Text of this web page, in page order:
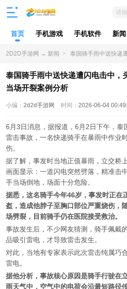
请
首页 手机游戏 手机软件 新闻
2D2D手游网 → 新闻 > 泰国骑手雨中送快递
身符当场开裂案例分析
泰国骑手雨中送快递遭闪电击中，
当场开裂案例分析
小编： 2d2d手游网 时间： 2026-06-04
6月3日消息，据报道，6月2日下午，泰
雷击事故，一名快递骑手在暴雨中作业
伤。
据了解，事发时当地正值暴雨，立交桥
画面显示：一道闪电突然劈落，精准击
手当场倒地，场面十分危险。
据悉，这名骑手今年46岁，事发时正在
盔，造成他脖子至胸口部位严重烧伤，
场劈裂，目前骑手仍在医院接受救治。
事故发生后，不少网友猜测，骑手佩戴
品吸引雷电，才导致雷击发生。
对此，当地有专家表示此次雷击纯属巧
雷电。
据他分析，事故核心原因是骑手行驶在
雨天气中，空气中的电荷会沿最短路径